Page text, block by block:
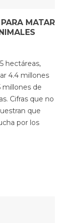
MATAR
hectáreas,
4.4 millones
millones de
Cifras que no
que
por los